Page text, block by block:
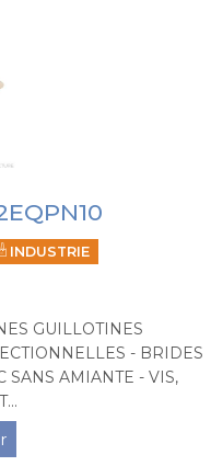
INDUSTRIE
GUILLOTINES
- BRIDES
SANS AMIANTE - VIS,